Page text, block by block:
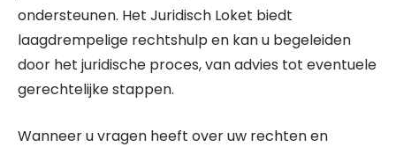
ondersteunen. Het Juridisch Loket biedt
laagdrempelige rechtshulp en kan u begeleiden
door het juridische proces, van advies tot eventuele
gerechtelijke stappen.
Wanneer u vragen heeft over uw rechten en